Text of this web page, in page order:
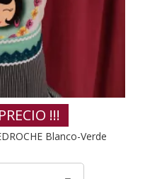
!!!
Blanco-Verde